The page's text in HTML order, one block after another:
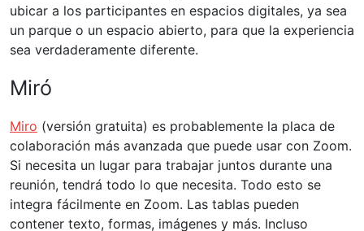
ubicar a los participantes en espacios digitales, ya sea
un parque o un espacio abierto, para que la experiencia
sea verdaderamente diferente.
Miró
Miro (versión gratuita) es probablemente la placa de
colaboración más avanzada que puede usar con Zoom.
Si necesita un lugar para trabajar juntos durante una
reunión, tendrá todo lo que necesita. Todo esto se
integra fácilmente en Zoom. Las tablas pueden
contener texto, formas, imágenes y más. Incluso